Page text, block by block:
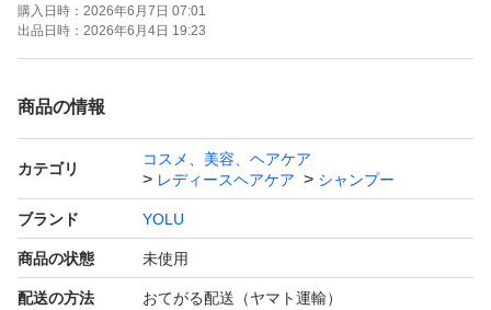
ご覧頂きましてありがとうございました。
購入日時： 2026年6月7日 07:01
出品日時： 2026年6月4日 19:23
商品の情報
カテゴリ
コスメ、美容、ヘアケア
レディースヘアケア
シャンプー
ブランド YOLU
商品の状態 未使用
配送の方法 おてがる配送（ヤマト運輸）